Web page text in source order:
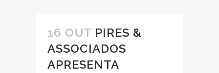
16 OUT PIRES &
ASSOCIADOS
APRESENTA